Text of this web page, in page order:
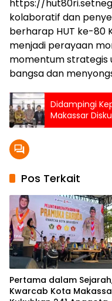
https://
kolaboratif dan
berharap HUT ke-80
menjadi perayaan
momentum strategis
bangsa dan
Didampingi
Makassar
dengan
Pos Terkait
Pertama dalam
Kwarcab Kota